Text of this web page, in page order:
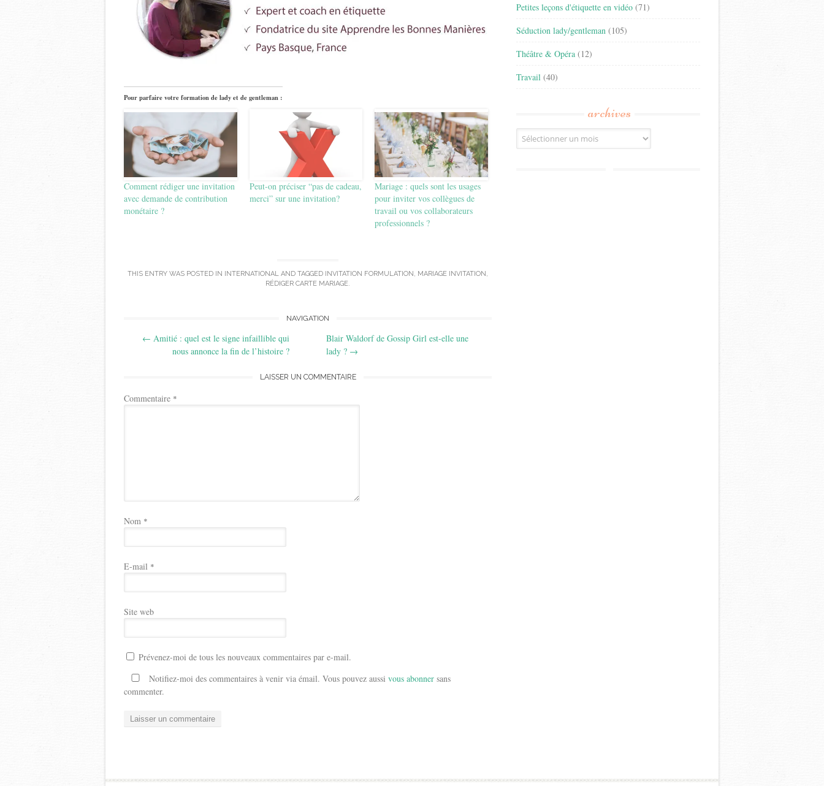
Pour parfaire votre formation de lady et de gentleman :
Comment rédiger une invitation
avec demande de contribution
monétaire ?
Peut-on préciser “pas de cadeau,
merci” sur une invitation?
Mariage : quels sont les usages
pour inviter vos collègues de
travail ou vos collaborateurs
professionnels ?
THIS ENTRY WAS POSTED IN INTERNATIONAL AND TAGGED INVITATION FORMULATION , MARIAGE INVITATION ,
RÉDIGER CARTE MARIAGE.
navigation
NAVIGATION
← Amitié : quel est le signe infaillible qui
nous annonce la fin de l’histoire ?
Blair Waldorf de Gossip Girl est-elle une
lady ? →
LAISSER UN COMMENTAIRE
Commentaire *
Nom *
E-mail *
Site web
Prévenez-moi de tous les nouveaux commentaires par e-mail.
Notifiez-moi des commentaires à venir via émail. Vous pouvez aussi vous abonner sans
commenter.
Petites leçons d'étiquette en vidéo (71)
Séduction lady/gentleman (105)
Théâtre & Opéra (12)
Travail (40)
archives
Archives